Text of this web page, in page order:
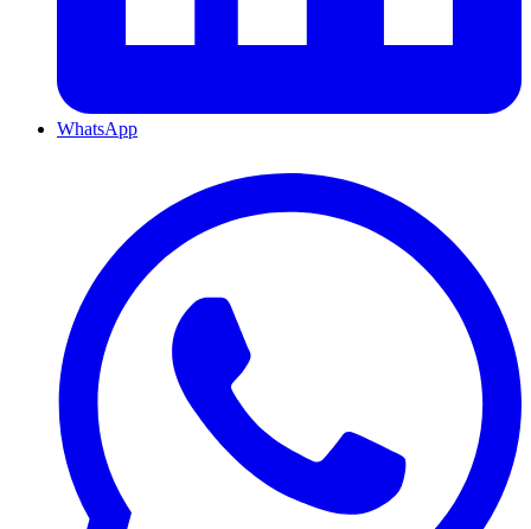
WhatsApp